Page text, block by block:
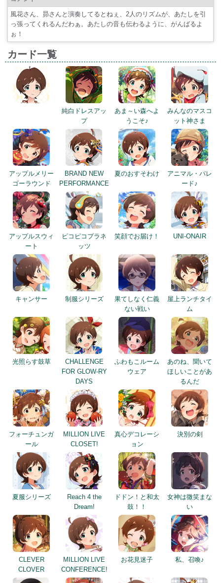
風花さん、昴さんと演奏してるとねぇ、2人のリズムが、あたしを引
っ張ってくれるんだわぁ。あたしの音も伝わるように、がんばるよ
ぉ！
カード一覧
純白ドレスアッ
プ
あま～い森へよ
うこそ♪
みんなのマスコ
ット神さま
アップルメリー
ゴーラウンド
BRAND NEW
PERFORMANCE
夏のおすそわけ
アニマル・パレ
ード♪
アップルスウィ
ート
ピコピコプラネ
ッツ
笑顔でお届け！ UNI-ONAIR
キャンサー 制服シリーズ
果てしなく仁義
ない戦い
屋上ランチタイ
ム
光照らす鼓草
CHALLENGE
FOR GLOW-RY
DAYS
ふわもこルーム
ウェア
あのね、聞いて
ほしいことがあ
るんだ
フォーチュンガ
ール
MILLION LIVE
CLOSET!
真心デコレーシ
ョン
決別の剣
夏服シリーズ
Reach 4 the
Dream!
ドドン！と和太
鼓！！
女神は微笑まな
い
CLEVER
CLOVER
MILLION LIVE
CONFERENCE!
お花見迷子 私、召喚♪